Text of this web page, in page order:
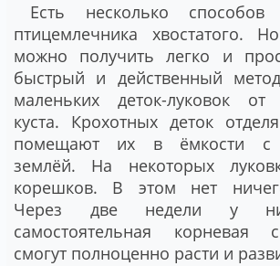
Есть несколько способов
птицемлечника хвостатого.
можно получить легко и
быстрый и действенный
маленьких деток-луковок от
куста. Крохотных деток
помещают их в ёмкости с
землёй. На некоторых
корешков. В этом нет
Через две недели у
самостоятельная корневая
смогут полноценно расти и